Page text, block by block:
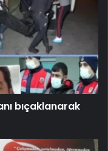
bıçaklanarak